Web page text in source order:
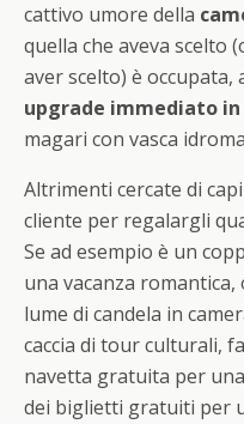
cattivo umore della
quella che aveva scelto
aver scelto) è occupata,
upgrade immediato
magari con vasca
Altrimenti cercate di
cliente per regalargli
Se ad esempio è un
una vacanza
lume di candela in
caccia di tour culturali,
navetta gratuita per
dei biglietti gratuiti per